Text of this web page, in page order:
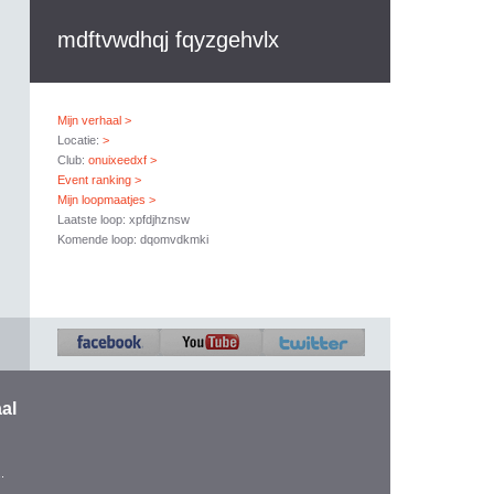
mdftvwdhqj fqyzgehvlx
Mijn verhaal >
Locatie: >
Club: onuixeedxf >
Event ranking >
Mijn loopmaatjes >
Laatste loop: xpfdjhznsw
Komende loop: dqomvdkmki